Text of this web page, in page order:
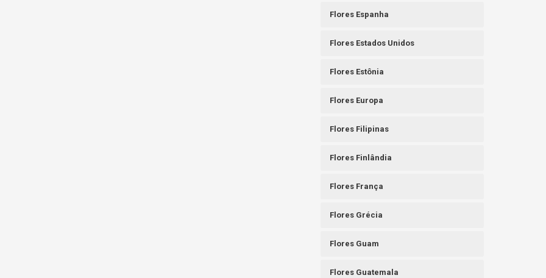
Flores Espanha
Flores Estados Unidos
Flores Estônia
Flores Europa
Flores Filipinas
Flores Finlândia
Flores França
Flores Grécia
Flores Guam
Flores Guatemala